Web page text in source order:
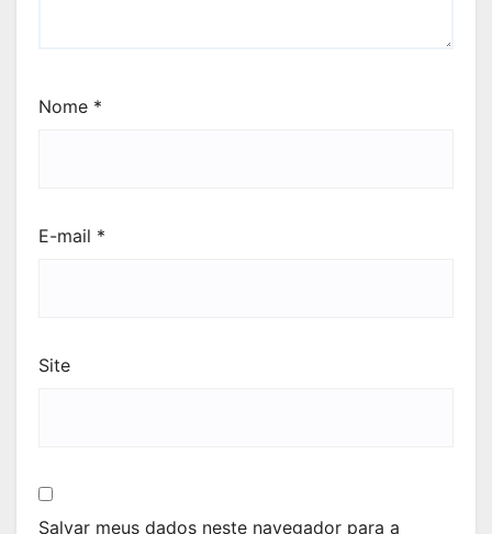
Nome *
E-mail *
Site
Salvar meus dados neste navegador para a